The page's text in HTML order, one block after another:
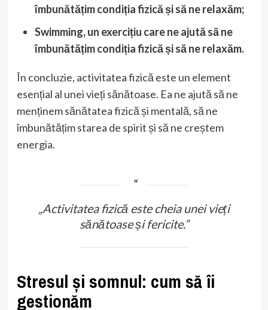
îmbunătățim condiția fizică și să ne relaxăm;
Swimming, un exercițiu care ne ajută să ne
îmbunătățim condiția fizică și să ne relaxăm.
În concluzie, activitatea fizică este un element
esențial al unei vieți sănătoase. Ea ne ajută să ne
menținem sănătatea fizică și mentală, să ne
îmbunătățim starea de spirit și să ne creștem
energia.
„Activitatea fizică este cheia unei vieți
sănătoase și fericite.”
Stresul și somnul: cum să îi
gestionăm